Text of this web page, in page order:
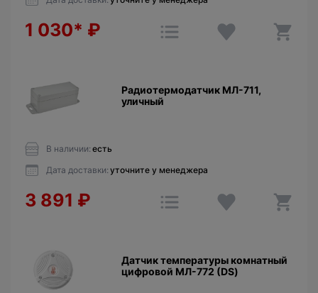
1 030* ₽
Радиотермодатчик МЛ-711,
уличный
В наличии: есть
Дата доставки: уточните у менеджера
3 891 ₽
Датчик температуры комнатный
цифровой МЛ-772 (DS)